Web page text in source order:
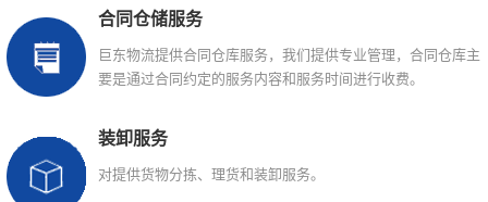
合同仓储服务
巨东物流提供合同仓库服务，我们提供专业管理，合同仓库主
要是通过合同约定的服务内容和服务时间进行收费。
装卸服务
对提供货物分拣、理货和装卸服务。